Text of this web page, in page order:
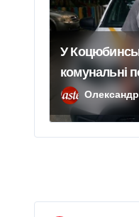
п
и
с
і
в
У Коцюбинському через борги за
комунальні
гранату в
Олександр